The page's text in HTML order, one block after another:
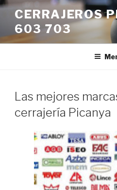
Saltar
contenido
CERRAJEROS
603 703
Las mejores
cerrajería Picanya